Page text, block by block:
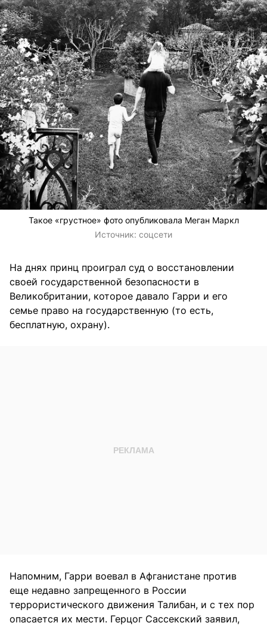
Такое «грустное» фото опубликовала Меган Маркл
Источник: соцсети
На днях принц проиграл суд о восстановлении
своей государственной безопасности в
Великобритании, которое давало Гарри и его
семье право на государственную (то есть,
бесплатную, охрану).
Напомним, Гарри воевал в Афганистане против
еще недавно запрещенного в России
террористического движения Талибан, и с тех пор
опасается их мести. Герцог Сассекский заявил,